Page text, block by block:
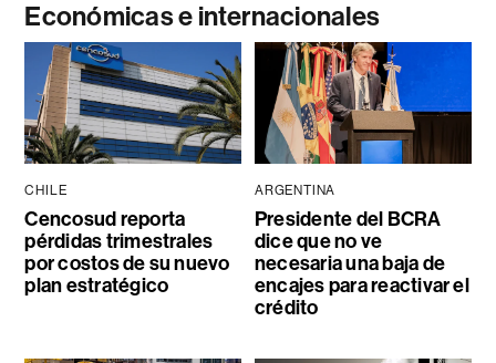
Económicas e internacionales
CHILE
Cencosud reporta
pérdidas trimestrales
por costos de su nuevo
plan estratégico
ARGENTINA
Presidente del BCRA
dice que no ve
necesaria una baja de
encajes para reactivar el
crédito